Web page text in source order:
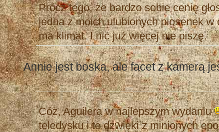
Prócz tego, że bardzo sobie cenię
jedna z moich ulubionych piosenek w
ma klimat. I nic już więcej nie piszę.
Annie jest boska, ale facet z kamerą
Cóż, Aguilera w najlepszym wydaniu
teledysku i te dźwięki z minionych